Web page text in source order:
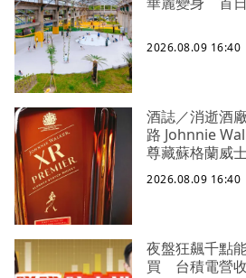
2026.08.09 16:40
酒誌／消逝酒
路 Johnnie
尊藏蘇格蘭威
2026.08.09 16:40
夜盤狂飆千點
買 台積電營